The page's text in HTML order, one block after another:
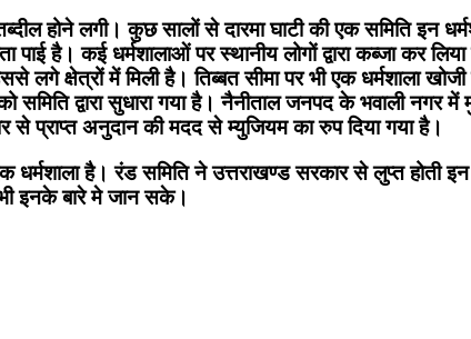
होने लगी। कुछ सालों से दारमा घाटी की एक समिति इन
है। कई धर्मशालाओं पर स्थानीय लोगों द्वारा कब्जा कर
क्षेत्रों में मिली है। तिब्बत सीमा पर भी एक धर्मशाला
द्वारा सुधारा गया है। नैनीताल जनपद के भवाली नगर में
से प्राप्त अनुदान की मदद से म्युजियम का रुप दिया गया है।
धर्मशाला है। रंड समिति ने उत्तराखण्ड सरकार से लुप्त होती
इनके बारे मे जान सके।